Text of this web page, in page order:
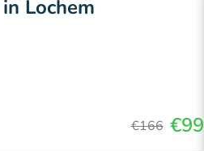
Lochem
€166 €99